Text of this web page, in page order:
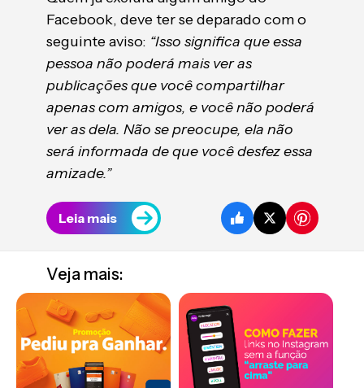
Facebook, deve ter se deparado com o
seguinte aviso: “Isso significa que essa
pessoa não poderá mais ver as
publicações que você compartilhar
apenas com amigos, e você não poderá
ver as dela. Não se preocupe, ela não
será informada de que você desfez essa
amizade.”
Leia mais
Veja mais: